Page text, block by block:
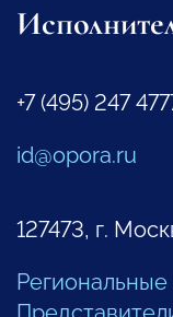
+7 (495) 247
id@opora.ru
127473, г.